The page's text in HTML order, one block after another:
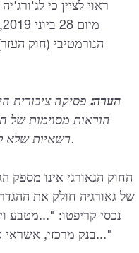
ראוי לציין כי
הנורמטיבי (חוק
הערה: פסיקה ציבורית
הוראות מסוימות של
רשאיות שלא לקבל החלטה הסותרת את פסק הדין ולא להטיל מיסים/עיצומים נוספים.
החוק הגאורגי אינו
של גאורגיה חולק את
נכסי קריפטו: "...מטבע
בנק מרכזי, אשראי או כסף אלקטרוני מנפיק, שבמקרים מסוימים יכול לשמש כחלופה לכסף..."